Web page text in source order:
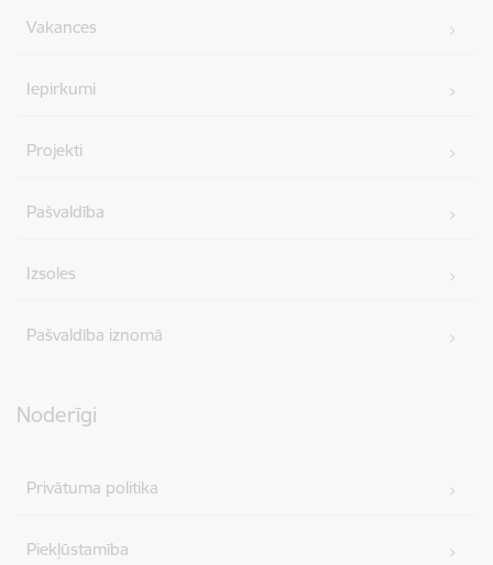
Vakances
Iepirkumi
Projekti
Pašvaldība
Izsoles
Pašvaldība iznomā
Noderīgi
Privātuma politika
Piekļūstamība